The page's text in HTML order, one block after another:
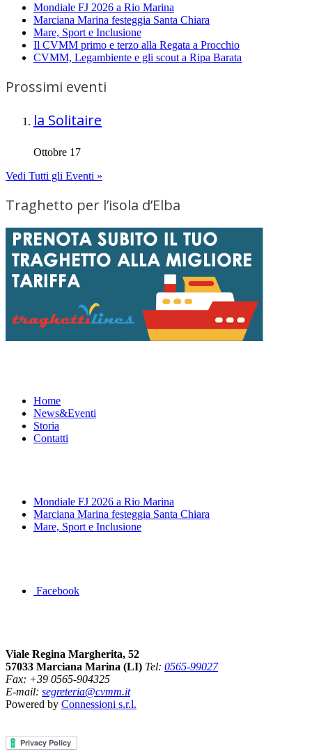
Mondiale FJ 2026 a Rio Marina
Marciana Marina festeggia Santa Chiara
Mare, Sport e Inclusione
Il CVMM primo e terzo alla Regata a Procchio
CVMM, Legambiente e gli scout a Ripa Barata
Prossimi eventi
la Solitaire
Ottobre 17
Vedi Tutti gli Eventi »
Traghetto per l’isola d’Elba
Home
News&Eventi
Storia
Contatti
Mondiale FJ 2026 a Rio Marina
Marciana Marina festeggia Santa Chiara
Mare, Sport e Inclusione
Facebook
Viale Regina Margherita, 52
57033 Marciana Marina (LI) Tel: 0565-99027
Fax: +39 0565-904325
E-mail: segreteria@cvmm.it
Powered by Connessioni s.r.l.